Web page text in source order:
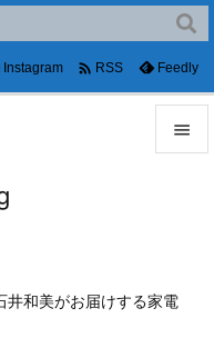
井和美がお届けする家電


前へ
Instagram  RSS Feedly